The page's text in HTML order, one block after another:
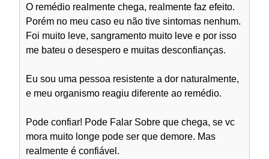
O remédio realmente chega, realmente faz efeito.
Porém no meu caso eu não tive sintomas nenhum.
Foi muito leve, sangramento muito leve e por isso
me bateu o desespero e muitas desconfianças.
Eu sou uma pessoa resistente a dor naturalmente,
e meu organismo reagiu diferente ao remédio.
Pode confiar! Pode Falar Sobre que chega, se vc
mora muito longe pode ser que demore. Mas
realmente é confiável.